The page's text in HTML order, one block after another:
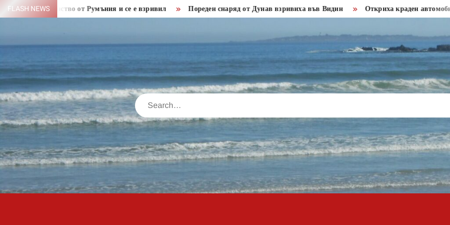
Skip
to
FLASH NEWSот Румъния и се е взривил Пореден снаряд от Дунав взривиха във Видин Откриха краден автомобил
Search